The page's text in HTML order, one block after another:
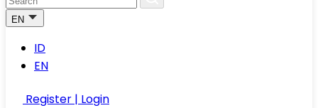
EN
ID
EN
Register | Login